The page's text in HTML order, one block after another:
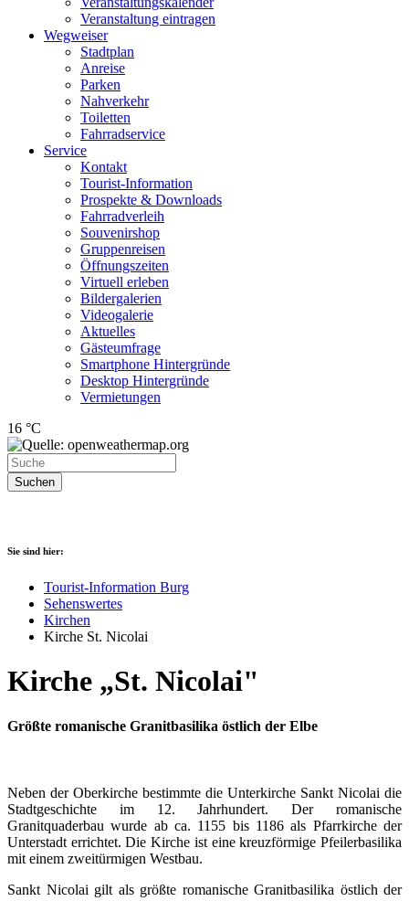
Veranstaltung eintragen
Wegweiser
Stadtplan
Anreise
Parken
Nahverkehr
Toiletten
Fahrradservice
Service
Kontakt
Tourist-Information
Prospekte & Downloads
Fahrradverleih
Souvenirshop
Gruppenreisen
Öffnungszeiten
Virtuell erleben
Bildergalerien
Videogalerie
Aktuelles
Gästeumfrage
Smartphone Hintergründe
Desktop Hintergründe
Vermietungen
16 °C
Suchen
Sie sind hier:
Tourist-Information Burg
Sehenswertes
Kirchen
Kirche St. Nicolai
Kirche „St. Nicolai"
Größte romanische Granitbasilika östlich der Elbe
Neben der Oberkirche bestimmte die Unterkirche Sankt Nicolai die
Stadtgeschichte im 12. Jahrhundert. Der romanische
Granitquaderbau wurde ab ca. 1155 bis 1186 als Pfarrkirche der
Unterstadt errichtet. Die Kirche ist eine kreuzförmige Pfeilerbasilika
mit einem zweitürmigen Westbau.
Sankt Nicolai gilt als größte romanische Granitbasilika östlich der